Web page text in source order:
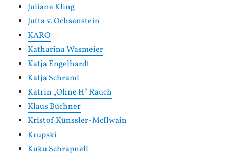
Juliane Kling
Jutta v. Ochsenstein
KARO
Katharina Wasmeier
Katja Engelhardt
Katja Schraml
Katrin „Ohne H“ Rauch
Klaus Büchner
Kristof Künssler-McIlwain
Krupski
Kuku Schrapnell